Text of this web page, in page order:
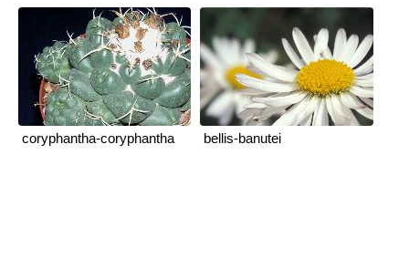
coryphantha-coryphantha bellis-banutei